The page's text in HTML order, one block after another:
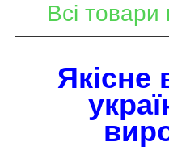
Всі товари
Якісне